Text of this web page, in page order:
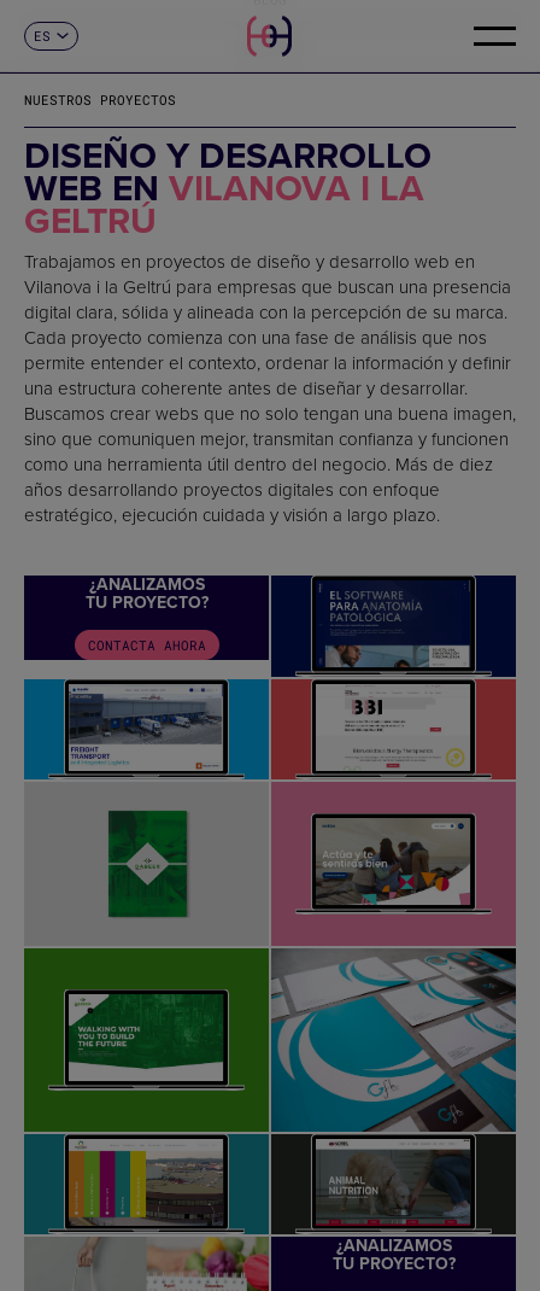
ES
FR
DE
IT
PT
CONTACTO
NUESTROS PROYECTOS
DISEÑO Y DESARROLLO
WEB EN VILANOVA I LA
GELTRÚ
Trabajamos en proyectos de diseño y desarrollo web en
Vilanova i la Geltrú para empresas que buscan una presencia
digital clara, sólida y alineada con la percepción de su marca.
Cada proyecto comienza con una fase de análisis que nos
permite entender el contexto, ordenar la información y definir
una estructura coherente antes de diseñar y desarrollar.
Buscamos crear webs que no solo tengan una buena imagen,
sino que comuniquen mejor, transmitan confianza y funcionen
como una herramienta útil dentro del negocio. Más de diez
años desarrollando proyectos digitales con enfoque
estratégico, ejecución cuidada y visión a largo plazo.
¿ANALIZAMOS
TU PROYECTO?
CONTACTA AHORA
¿ANALIZAMOS
TU PROYECTO?